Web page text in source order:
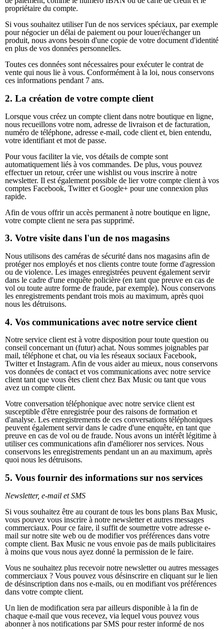
propriétaire du compte.
Si vous souhaitez utiliser l'un de nos services spéciaux, par exemple
pour négocier un délai de paiement ou pour louer/échanger un
produit, nous avons besoin d'une copie de votre document d'identité
en plus de vos données personnelles.
Toutes ces données sont nécessaires pour exécuter le contrat de
vente qui nous lie à vous. Conformément à la loi, nous conservons
ces informations pendant 7 ans.
2. La création de votre compte client
Lorsque vous créez un compte client dans notre boutique en ligne,
nous recueillons votre nom, adresse de livraison et de facturation,
numéro de téléphone, adresse e-mail, code client et, bien entendu,
votre identifiant et mot de passe.
Pour vous faciliter la vie, vos détails de compte sont
automatiquement liés à vos commandes. De plus, vous pouvez
effectuer un retour, créer une wishlist ou vous inscrire à notre
newsletter. Il est également possible de lier votre compte client à vos
comptes Facebook, Twitter et Google+ pour une connexion plus
rapide.
Afin de vous offrir un accès permanent à notre boutique en ligne,
votre compte client ne sera pas supprimé.
3. Votre visite dans l'un de nos magasins
Nous utilisons des caméras de sécurité dans nos magasins afin de
protéger nos employés et nos clients contre toute forme d'agression
ou de violence. Les images enregistrées peuvent également servir
dans le cadre d'une enquête policière (en tant que preuve en cas de
vol ou toute autre forme de fraude, par exemple). Nous conservons
les enregistrements pendant trois mois au maximum, après quoi
nous les détruisons.
4. Vos communications avec notre service client
Notre service client est à votre disposition pour toute question ou
conseil concernant un (futur) achat. Nous sommes joignables par
mail, téléphone et chat, ou via les réseaux sociaux Facebook,
Twitter et Instagram. Afin de vous aider au mieux, nous conservons
vos données de contact et vos communications avec notre service
client tant que vous êtes client chez Bax Music ou tant que vous
avez un compte client.
Votre conversation téléphonique avec notre service client est
susceptible d'être enregistrée pour des raisons de formation et
d'analyse. Les enregistrements de ces conversations téléphoniques
peuvent également servir dans le cadre d'une enquête, en tant que
preuve en cas de vol ou de fraude. Nous avons un intérêt légitime à
utiliser ces communications afin d'améliorer nos services. Nous
conservons les enregistrements pendant un an au maximum, après
quoi nous les détruisons.
5. Vous fournir des informations sur nos services
Newsletter, e-mail et SMS
Si vous souhaitez être au courant de tous les bons plans Bax Music,
vous pouvez vous inscrire à notre newsletter et autres messages
commerciaux. Pour ce faire, il suffit de soumettre votre adresse e-
mail sur notre site web ou de modifier vos préférences dans votre
compte client. Bax Music ne vous envoie pas de mails publicitaires
à moins que vous nous ayez donné la permission de le faire.
Vous ne souhaitez plus recevoir notre newsletter ou autres messages
commerciaux ? Vous pouvez vous désinscrire en cliquant sur le lien
de désinscription dans nos e-mails, ou en modifiant vos préférences
dans votre compte client.
Un lien de modification sera par ailleurs disponible à la fin de
chaque e-mail que vous recevez, via lequel vous pouvez vous
abonner à nos notifications par SMS pour rester informé de nos